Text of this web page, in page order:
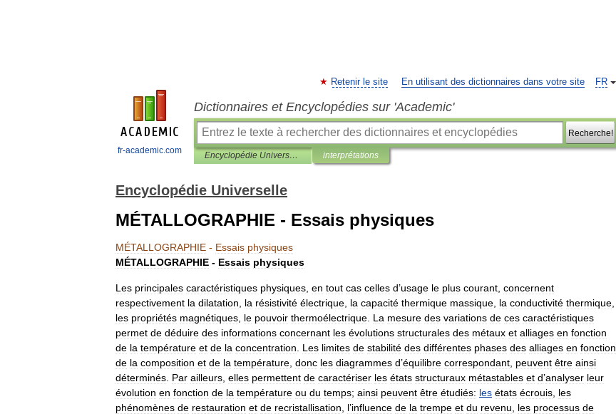
fr-academic.com
FR
Retenir le site En utilisant des dictionnaires dans votre site
Dictionnaires et Encyclopédies sur 'Academic'
Recherche!
Encyclopédie Universelle interprétations
Encyclopédie Universelle
MÉTALLOGRAPHIE - Essais physiques
MÉTALLOGRAPHIE - Essais physiques
MÉTALLOGRAPHIE - Essais physiques
Les principales caractéristiques physiques en tout cas celles d’usage le plus courant concernent
respectivement la dilatation la résistivité électrique la capacité thermique massique la conductivité thermique
les propriétés magnétiques le pouvoir thermoélectrique La mesure des variations de ces caractéristiques
permet de déduire des informations concernant les évolutions structurales des métaux et alliages en fonction
de la température et de la concentration Les limites de stabilité des différentes phases des alliages en fonction
de la composition et de la température donc les diagrammes d’équilibre correspondant peuvent être ainsi
déterminés Par ailleurs elles permettent de caractériser les états structuraux métastables et d’analyser leur
évolution en fonction de la température ou du temps; ainsi peuvent être étudiés: les états écrouis les
phénomènes de restauration et de recristallisation l’influence de la trempe et du revenu les processus de